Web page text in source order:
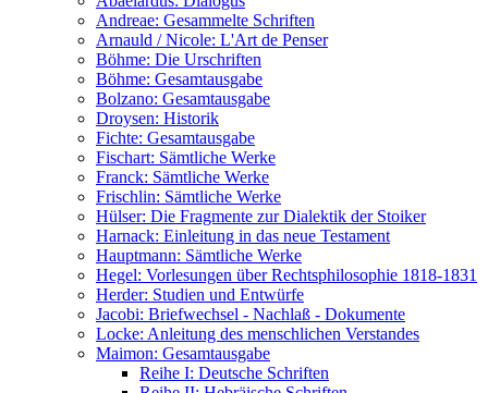
Andreae: Gesammelte Schriften
Arnauld / Nicole: L'Art de Penser
Böhme: Die Urschriften
Böhme: Gesamtausgabe
Bolzano: Gesamtausgabe
Droysen: Historik
Fichte: Gesamtausgabe
Fischart: Sämtliche Werke
Franck: Sämtliche Werke
Frischlin: Sämtliche Werke
Hülser: Die Fragmente zur Dialektik der Stoiker
Harnack: Einleitung in das neue Testament
Hauptmann: Sämtliche Werke
Hegel: Vorlesungen über Rechtsphilosophie 1818-1831
Herder: Studien und Entwürfe
Jacobi: Briefwechsel - Nachlaß - Dokumente
Locke: Anleitung des menschlichen Verstandes
Maimon: Gesamtausgabe
Reihe I: Deutsche Schriften